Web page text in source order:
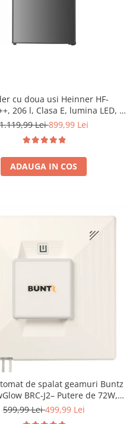
cu doua usi Heinner HF-
206 l, Clasa E, lumina LED, 3
de sticla, H 143 cm, Inox
1.119,99 Lei899,99 Lei
ADAUGA IN COS
de spalat geamuri Buntz
BRC-J2– Putere de 72W,
duala de pulverizare,
599,99 Lei499,99 Lei